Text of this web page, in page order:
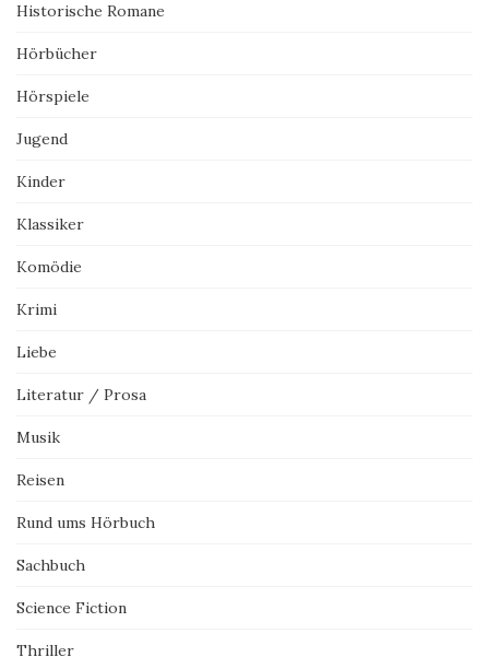
Historische Romane
Hörbücher
Hörspiele
Jugend
Kinder
Klassiker
Komödie
Krimi
Liebe
Literatur / Prosa
Musik
Reisen
Rund ums Hörbuch
Sachbuch
Science Fiction
Thriller